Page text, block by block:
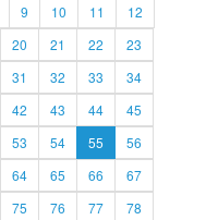
9 10 11
12
20 21 22
23
31 32 33
34
42 43 44
45
53 54 55
56
64 65 66
67
75 76 77 78